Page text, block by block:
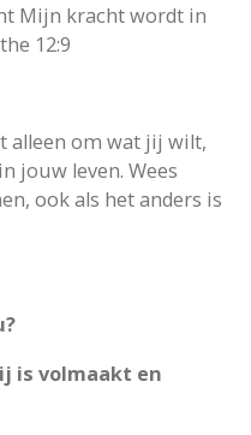
Mijn kracht wordt in
12:9
alleen om wat jij wilt,
jouw leven. Wees
ook als het anders is
is volmaakt en